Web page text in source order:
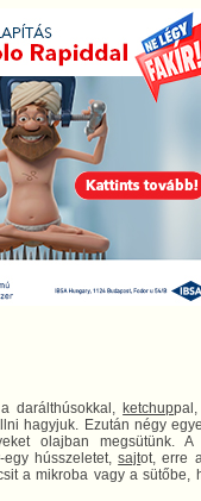
darálthúsokkal, ketchup
hagyjuk. Ezután négy
olajban megsütünk. A
egy hússzeletet,sajtot, erre
a mikroba vagy a sütőbe,